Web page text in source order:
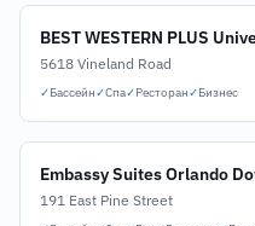
BEST WESTERN PLUS
5618 Vineland Road
✓Бассейн✓Спа✓Ресторан✓Бизнес
Embassy Suites Orlando
191 East Pine Street